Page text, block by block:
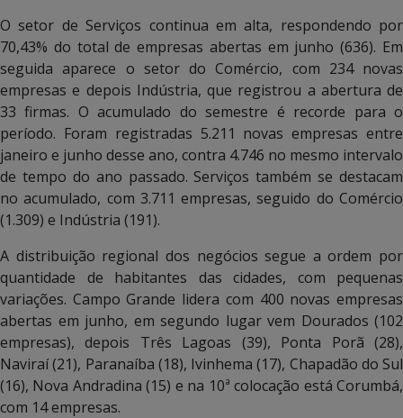
O setor de Serviços continua em alta, respondendo por
70,43% do total de empresas abertas em junho (636). Em
seguida aparece o setor do Comércio, com 234 novas
empresas e depois Indústria, que registrou a abertura de
33 firmas. O acumulado do semestre é recorde para o
período. Foram registradas 5.211 novas empresas entre
janeiro e junho desse ano, contra 4.746 no mesmo intervalo
de tempo do ano passado. Serviços também se destacam
no acumulado, com 3.711 empresas, seguido do Comércio
(1.309) e Indústria (191).
A distribuição regional dos negócios segue a ordem por
quantidade de habitantes das cidades, com pequenas
variações. Campo Grande lidera com 400 novas empresas
abertas em junho, em segundo lugar vem Dourados (102
empresas), depois Três Lagoas (39), Ponta Porã (28),
Naviraí (21), Paranaíba (18), Ivinhema (17), Chapadão do Sul
(16), Nova Andradina (15) e na 10ª colocação está Corumbá,
com 14 empresas.